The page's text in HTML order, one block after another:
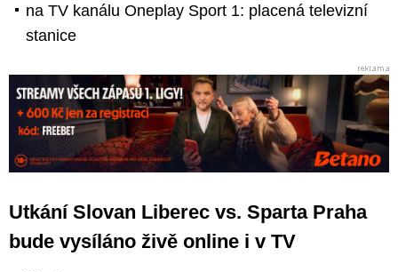
na TV kanálu Oneplay Sport 1: placená televizní
stanice
Utkání Slovan Liberec vs. Sparta Praha
bude vysíláno živě online i v TV